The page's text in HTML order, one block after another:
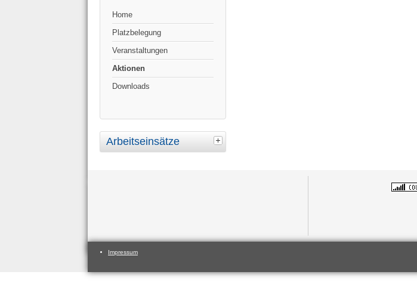
Home
Platzbelegung
Veranstaltungen
Aktionen
Downloads
Arbeitseinsätze
Impressum